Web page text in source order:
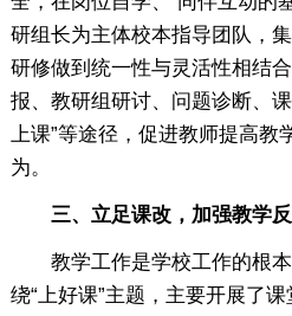
研组长为主体校本指导团队，
研修做到统一性与灵活性相结
报、教研组研讨、问题诊断、
上课”等途径，促进教师提高
为。
三、立足课改，加强教学
教学工作是学校工作的根本
绕“上好课”主题，主要开展了